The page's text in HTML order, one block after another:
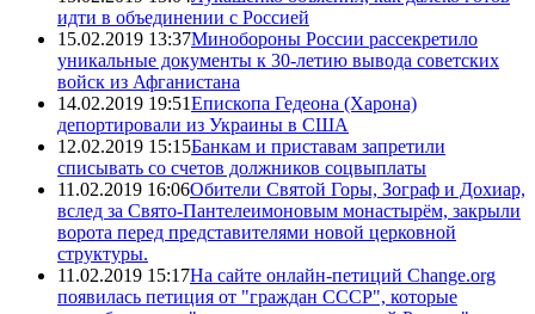
идти в объединении с Россией
15.02.2019 13:37Минобороны России рассекретило
уникальные документы к 30-летию вывода советских
войск из Афганистана
14.02.2019 19:51Епископа Гедеона (Харона)
депортировали из Украины в США
12.02.2019 15:15Банкам и приставам запретили
списывать со счетов должников соцвыплаты
11.02.2019 16:06Обители Святой Горы, Зограф и Дохиар,
вслед за Свято-Пантелеимоновым монастырём, закрыли
ворота перед представителями новой церковной
структуры.
11.02.2019 15:17На сайте онлайн-петиций Change.org
появилась петиция от "граждан СССР", которые